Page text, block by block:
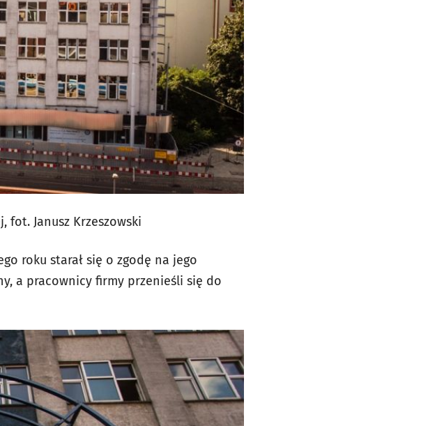
fot. Janusz Krzeszowski
roku starał się o zgodę na jego
a pracownicy firmy przenieśli się do